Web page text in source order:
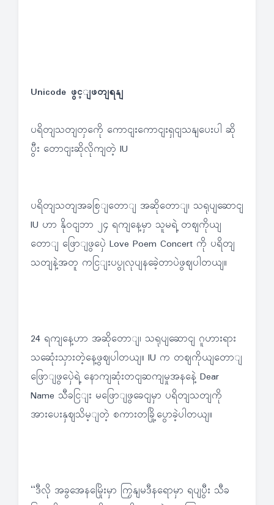
Unicode ဖွင့ျဖတျရနျ
ပရိတျသတျတှကေို ကောငျးကောငျးရှငျသနျပေးပါ ဆို
ပွီး တောငျးဆိုလိုကျတဲ့ IU
ပရိတျသတျအခစြျတောျ အဆိုတောျ၊ သရုပျဆောငျ
IU ဟာ နိုဝငျဘာ ၂၄ ရကျနေ့မှာ သူမရဲ့ တဈကိုယျ
တောျ ဖြောျဖွပှေဲ Love Poem Concert ကို ပရိတျ
သတျနဲ့အတူ ကငြျးပပွုလုပျနခေဲ့တာပဲဖွဈပါတယျ။
24 ရကျနေ့ဟာ အဆိုတောျ၊ သရုပျဆောငျ ဂူဟားရား
သဆေုံးသှားတဲ့နေ့ဖွဈပါတယျ။ IU က တဈကိုယျတောျ
ဖြောျဖွပှေဲရဲ့ နောကျဆုံးတငျဆကျမှုအနနေဲ့ Dear
Name သီခငြျး မဖြောျဖွခေငျမှာ ပရိတျသတျကို
အားပေးနှဈသိမ့ျတဲ့ စကားတခြို့ပွောခဲ့ပါတယျ။
“ဒီလို အခွအေနမြေိုးမှာ ကြှနျမဒီနရောမှာ ရပျပွီး သီခ